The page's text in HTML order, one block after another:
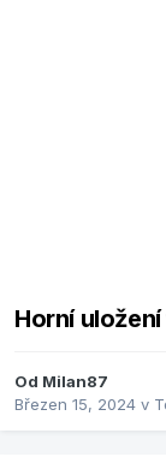
Horní
Od Milan87
Březen 15, 2024 v